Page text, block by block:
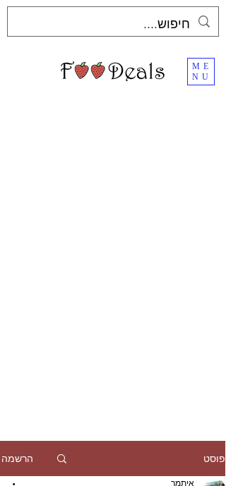
ME
NU
פוסט הרשמה
איתמר